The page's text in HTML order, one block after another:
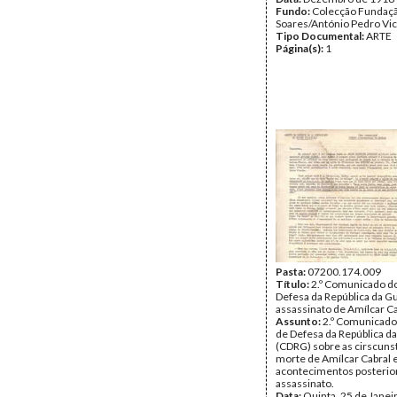
Fundo: Colecção
Soares/António Pedro
Tipo Documental:ARTE
Página(s): 1
Pasta:07200.174.009
Título:2.º Comunicado
Defesa da República da
assassinato de Amílcar
Assunto:2.º
de Defesa da República
(CDRG) sobre as
morte de Amílcar Cabral
acontecimentos
assassinato.